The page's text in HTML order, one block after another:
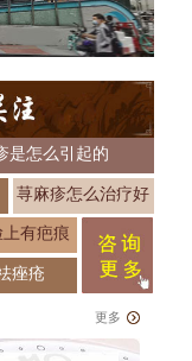
是怎么引起的
荨麻疹怎么治疗好
上有疤痕
痤疮
更多